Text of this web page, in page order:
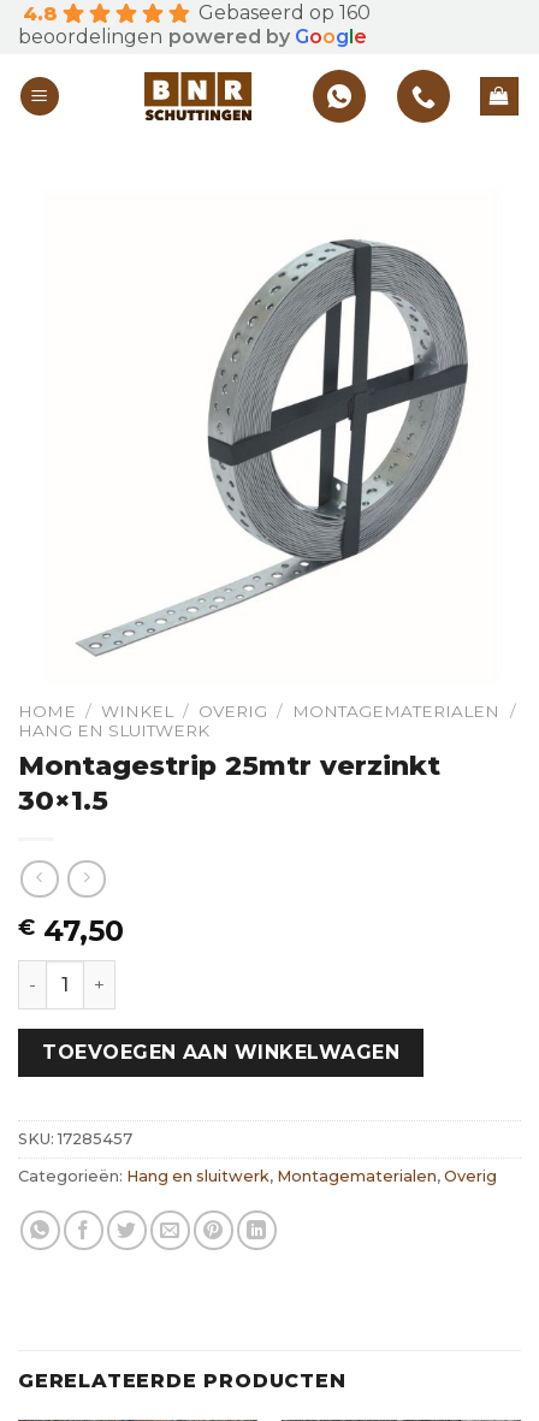
Skip
to
content
4.8
Gebaseerd op 160
beoordelingen powered by Goog e
HOME / WINKEL / OVERIG / MONTAGEMATERIALEN
/
HANG EN SLUITWERK
Montagestrip 25mtr verzinkt
30×1.5
€ 47,50
Montagestrip 25mtr verzinkt 30x1.5 hoeveelheid
TOEVOEGEN AAN WINKELWAGEN
SKU:17285457
Categorieën: Hang en sluitwerk, Montagematerialen, Overig
GERELATEERDE PRODUCTEN